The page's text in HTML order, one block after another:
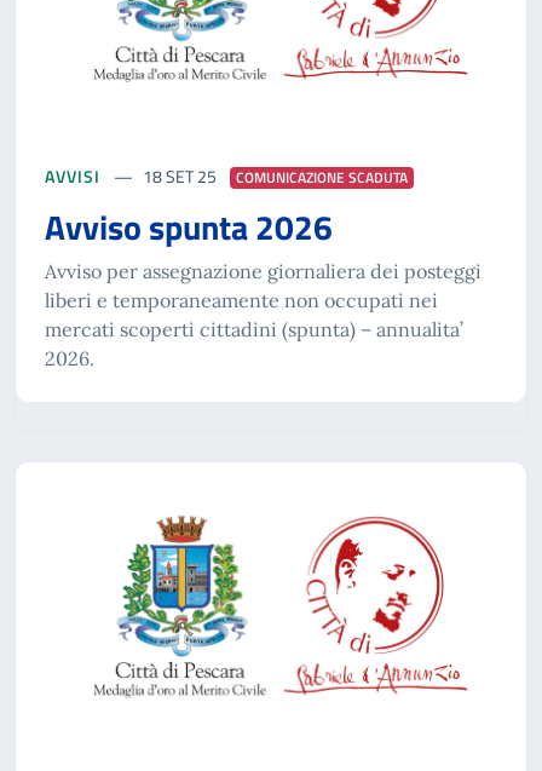
AVVISI 18 SET 25 COMUNICAZIONE SCADUTA
Avviso spunta 2026
Avviso per assegnazione giornaliera dei posteggi
liberi e temporaneamente non occupati nei
mercati scoperti cittadini (spunta) – annualita’
2026.